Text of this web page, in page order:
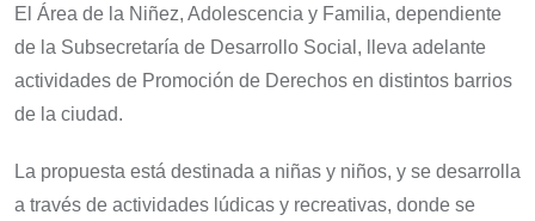
El Área de la Niñez, Adolescencia y Familia, dependiente
de la Subsecretaría de Desarrollo Social, lleva adelante
actividades de Promoción de Derechos en distintos barrios
de la ciudad.
La propuesta está destinada a niñas y niños, y se desarrolla
a través de actividades lúdicas y recreativas, donde se